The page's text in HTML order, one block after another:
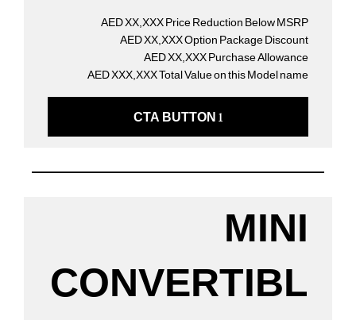
AED XX,XXX Price Reduction Below MSRP
AED XX,XXX Option Package Discount
AED XX,XXX Purchase Allowance
AED XXX,XXX Total Value on this Model name
CTA BUTTON 1
MINI
CONVERTIBL